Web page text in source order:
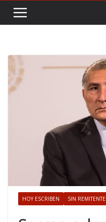
HOY ESCRIBEN SIN REMITENTE